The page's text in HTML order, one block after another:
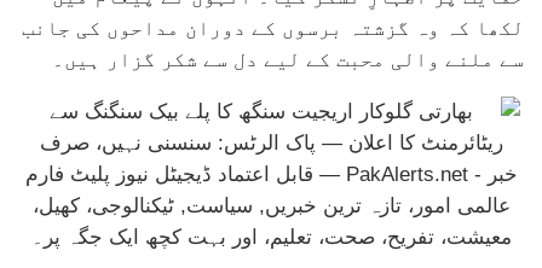
لکھا کہ وہ گزشتہ برسوں کے دوران مداحوں کی جانب
سے ملنے والی محبت کے لیے دل سے شکر گزار ہیں۔